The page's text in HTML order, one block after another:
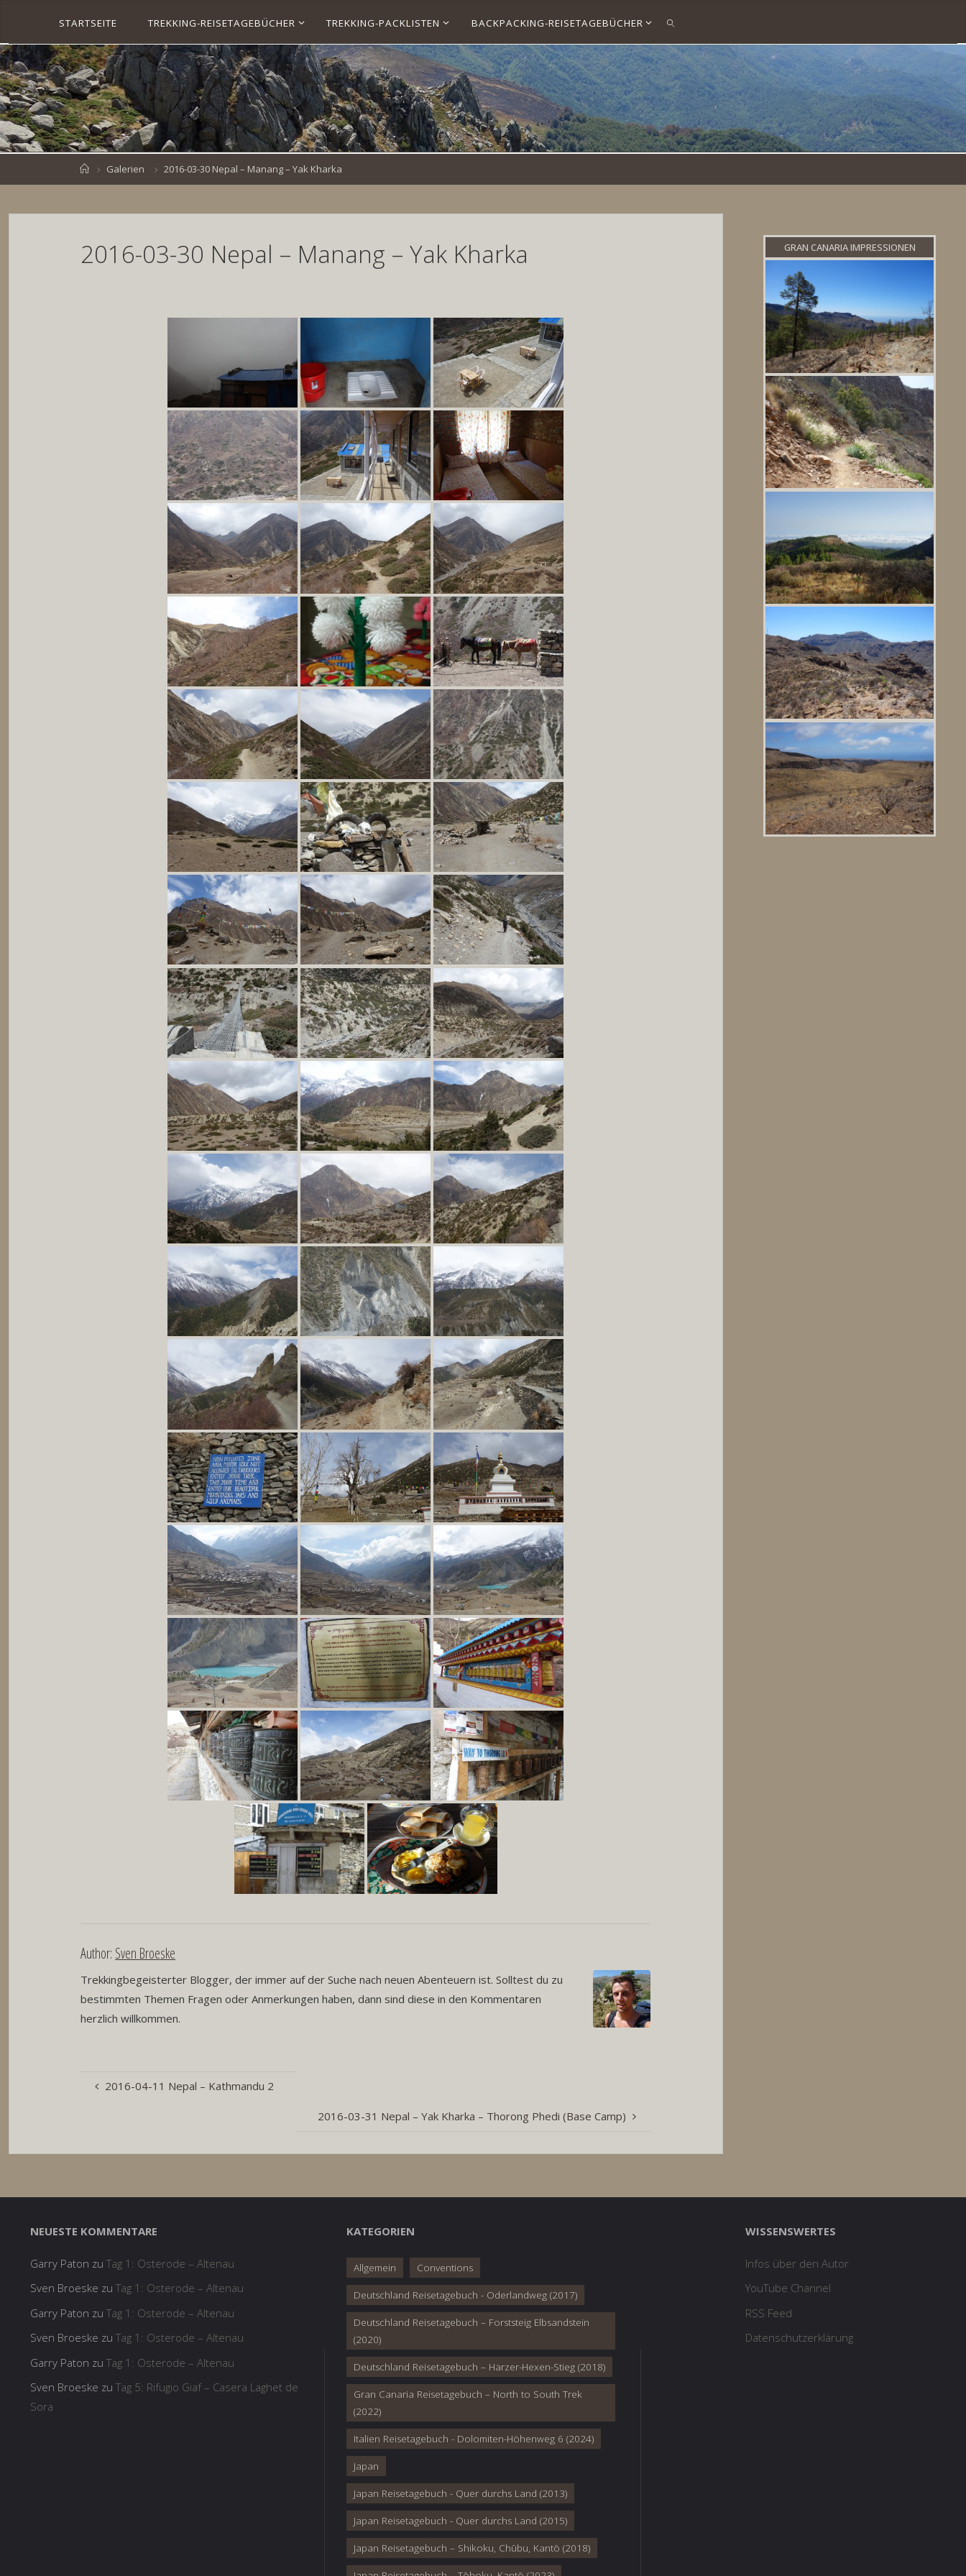
content
VE
NB
RO
ESK
E.D
STARTSEITE TREKKING-REISETAGEBÜCHER TREKKING-PACKLISTEN BACKPACKING-REISETAGEBÜCHER
SEARCH
HomeGalerien 2016-03-30 Nepal – Manang – Yak Kharka
2016-03-30 Nepal – Manang – Yak Kharka
Author: Sven Broeske
Trekkingbegeisterter Blogger, der immer auf der Suche nach neuen Abenteuern ist. Solltest du zu
bestimmten Themen Fragen oder Anmerkungen haben, dann sind diese in den Kommentaren
herzlich willkommen.
2016-04-11 Nepal – Kathmandu 2
2016-03-31 Nepal – Yak Kharka – Thorong Phedi (Base Camp)
GRAN CANARIA IMPRESSIONEN
NEUESTE KOMMENTARE
Garry Paton zu Tag 1: Osterode – Altenau
Sven Broeske zu Tag 1: Osterode – Altenau
Garry Paton zu Tag 1: Osterode – Altenau
Sven Broeske zu Tag 1: Osterode – Altenau
Garry Paton zu Tag 1: Osterode – Altenau
Sven Broeske zu Tag 5: Rifugio Giaf – Casera Laghet de
Sora
KATEGORIEN
Allgemein Conventions
Deutschland Reisetagebuch - Oderlandweg (2017)
Deutschland Reisetagebuch – Forststeig Elbsandstein
(2020)
Deutschland Reisetagebuch – Harzer-Hexen-Stieg (2018)
Gran Canaria Reisetagebuch – North to South Trek
(2022)
Italien Reisetagebuch - Dolomiten-Höhenweg 6 (2024)
Japan
Japan Reisetagebuch - Quer durchs Land (2013)
Japan Reisetagebuch - Quer durchs Land (2015)
Japan Reisetagebuch – Shikoku, Chūbu, Kantō (2018)
WISSENSWERTES
Infos über den Autor
YouTube Channel
RSS Feed
Datenschutzerklärung